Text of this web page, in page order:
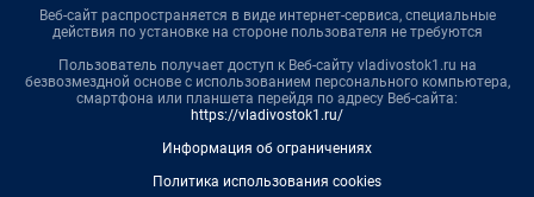
Веб-сайт распространяется в виде интернет-сервиса, специальные
действия по установке на стороне пользователя не требуются
Пользователь получает доступ к Веб-сайту vladivostok1.ru на
безвозмездной основе с использованием персонального компьютера,
смартфона или планшета перейдя по адресу Веб-сайта:
https://vladivostok1.ru/
Информация об ограничениях
Политика использования cookies